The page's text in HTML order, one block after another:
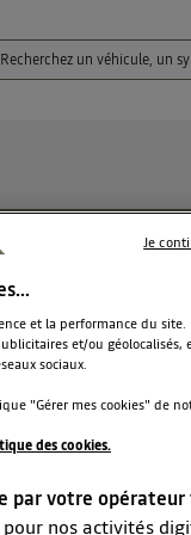
dacia
bioéthanol
scénicII 1,6 16v
et la performance du site.
et/ou géolocalisés,
sociaux.
"Gérer mes cookies" de
des cookies.
par votre opérateur
nos activités
Je